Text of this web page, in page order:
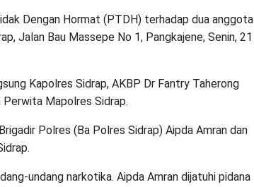
Dengan Hormat (PTDH) terhadap dua anggota
Jalan Bau Massepe No 1, Pangkajene, Senin, 21
Kapolres Sidrap, AKBP Dr Fantry Taherong
Mapolres Sidrap.
Polres (Ba Polres Sidrap) Aipda Amran dan
undang narkotika. Aipda Amran dijatuhi pidana